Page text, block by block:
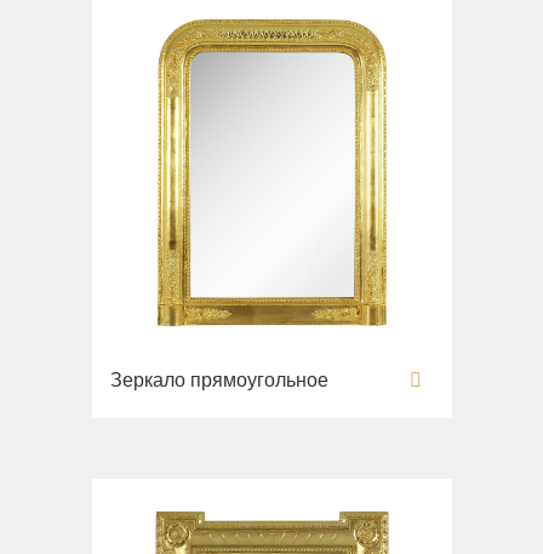
Зеркало прямоугольное